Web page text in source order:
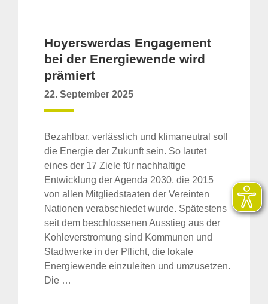
Hoyerswerdas Engagement
bei der Energiewende wird
prämiert
22. September 2025
Bezahlbar, verlässlich und klimaneutral soll
die Energie der Zukunft sein. So lautet
eines der 17 Ziele für nachhaltige
Entwicklung der Agenda 2030, die 2015
von allen Mitgliedstaaten der Vereinten
Nationen verabschiedet wurde. Spätestens
seit dem beschlossenen Ausstieg aus der
Kohleverstromung sind Kommunen und
Stadtwerke in der Pflicht, die lokale
Energiewende einzuleiten und umzusetzen.
Die …